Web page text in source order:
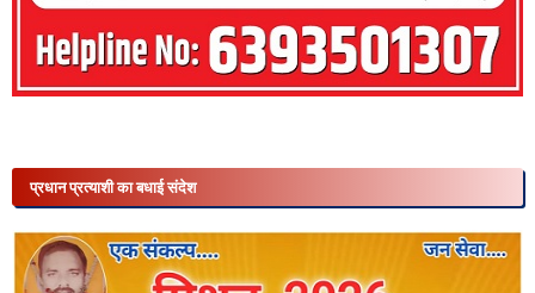
प्रधान प्रत्याशी का बधाई संदेश